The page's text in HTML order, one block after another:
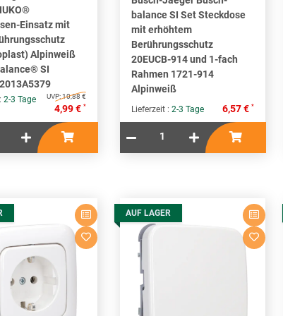
Einsatz mit
Alpinweiß
SI
2-3 Tage UVP:10,88 €
4,99 € *
balance SI Set Steckdose
mit erhöhtem
Berührungsschutz
20EUCB-914 und 1-fach
Rahmen 1721-914
Alpinweiß
Lieferzeit : 2-3 Tage 6,57 € *
AUF LAGER